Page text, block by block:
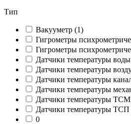
Тип
Вакууметр (1)
Гигрометры
Гигрометры
Датчики температуры воды
Датчики температуры
Датчики температуры
Датчики температуры
Датчики температуры ТСМ
Датчики температуры ТСП
0